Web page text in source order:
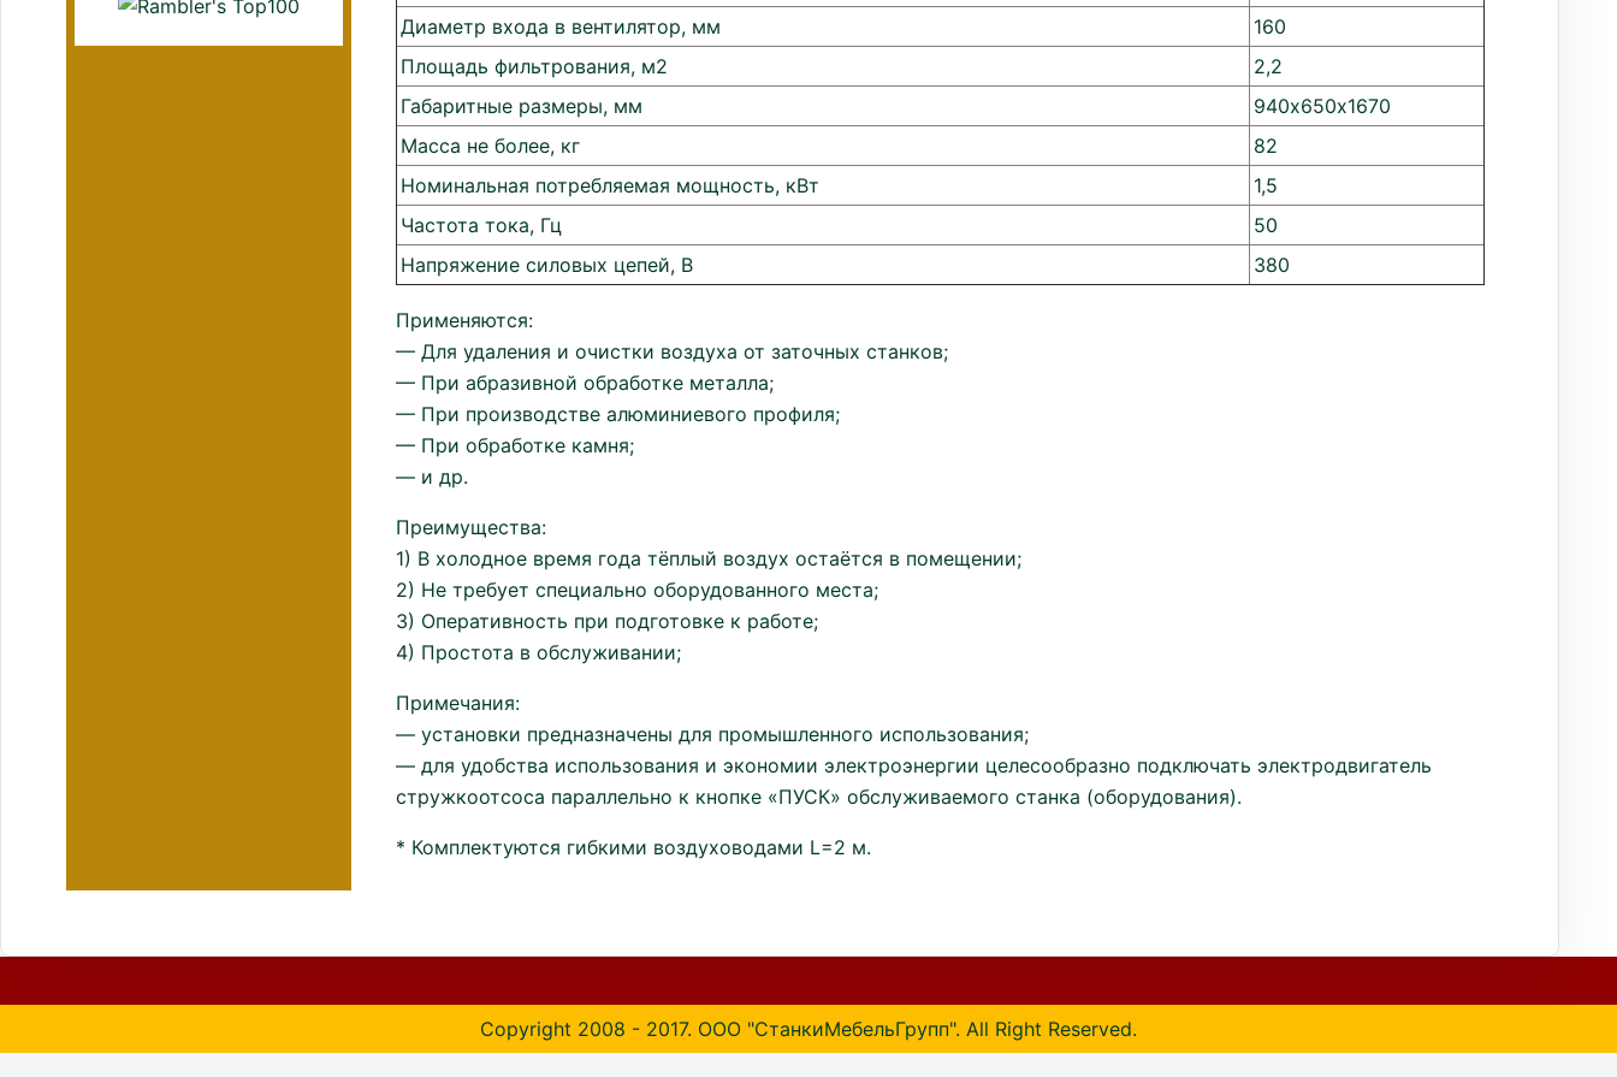
Диаметр входа в вентилятор, мм
160
Площадь фильтрования, м2
2,2
Габаритные размеры, мм
940х650х1670
Масса не более, кг
82
Номинальная потребляемая мощность, кВт
1,5
Частота тока, Гц
50
Напряжение силовых цепей, В
380
Применяются:
— Для удаления и очистки воздуха от заточных станков;
— При абразивной обработке металла;
— При производстве алюминиевого профиля;
— При обработке камня;
— и др.
Преимущества:
1) В холодное время года тёплый воздух остаётся в помещении;
2) Не требует специально оборудованного места;
3) Оперативность при подготовке к работе;
4) Простота в обслуживании;
Примечания:
— установки предназначены для промышленного использования;
— для удобства использования и экономии электроэнергии целесообразно подключать электродвигатель
стружкоотсоса параллельно к кнопке «ПУСК» обслуживаемого станка (оборудования).
* Комплектуются гибкими воздуховодами L=2 м.
Copyright 2008 - 2017. ООО "СтанкиМебельГрупп". All Right Reserved.